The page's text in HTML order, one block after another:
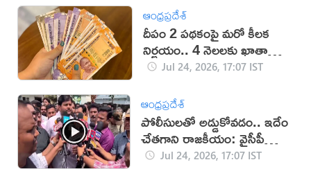
ఆంధ్రప్రదేశ్
దీపం 2 పథకంపై మరో కీలక
నిర్ణయం.. 4 నెలలకు ఖాతాల్లోకి
డబ్బులుJul 24, 2026, 17:07 IST
ఆంధ్రప్రదేశ్
పోలీసులతో అడ్డుకోవడం.. ఇదేం
చేతగాని రాజకీయం: వైసీపీ
ట్వీట్Jul 24, 2026, 17:07 IST